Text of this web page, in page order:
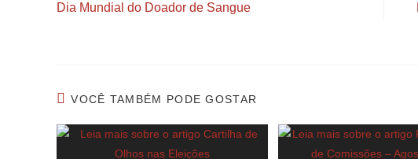
Dia Mundial do Doador de Sangue
VOCÊ TAMBÉM PODE GOSTAR